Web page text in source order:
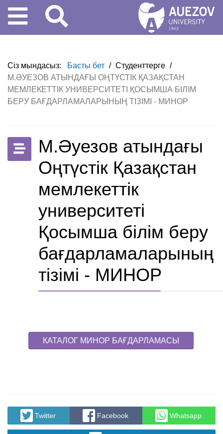
Сіз мындасыз: Басты бет / Студенттерге /
М.ӘУЕЗОВ АТЫНДАҒЫ ОҢТҮСТІК ҚАЗАҚСТАН
МЕМЛЕКЕТТІК УНИВЕРСИТЕТІ ҚОСЫМША БІЛІМ
БЕРУ БАҒДАРЛАМАЛАРЫНЫҢ ТІЗІМІ - МИНОР
М.Әуезов атындағы
Оңтүстік Қазақстан
мемлекеттік
университеті
Қосымша білім беру
бағдарламаларының
тізімі - МИНОР
КАТАЛОГ МИНОР БАҒДАРЛАМАСЫ
Twitter Facebook Whatsapp